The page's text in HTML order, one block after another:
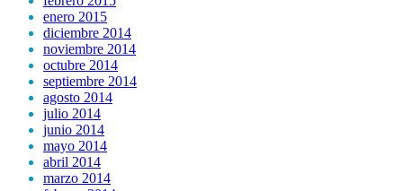
enero 2015
diciembre 2014
noviembre 2014
octubre 2014
septiembre 2014
agosto 2014
julio 2014
junio 2014
mayo 2014
abril 2014
marzo 2014